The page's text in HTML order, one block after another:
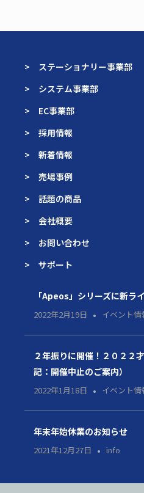
> ステーショナリー事業部
> システム事業部
> EC事業部
> 採用情報
> 新着情報
> 売場事例
> 話題の商品
> 会社概要
> お問い合わせ
> サポート
「Apeos」シリーズに新ラ
2022年2月19日 イベント情
２年振りに開催！２０２
記：開催中止のご案内）
2022年1月18日 イベント情
年末年始休業のお知らせ
2021年12月27日 info